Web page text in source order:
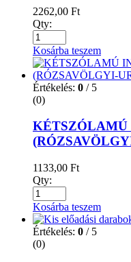
2262,00 Ft
Qty:
Kosárba teszem
Értékelés: 0 / 5
(0)
KÉTSZÓLAMÚ
1133,00 Ft
Qty:
Kosárba teszem
Értékelés: 0 / 5
(0)